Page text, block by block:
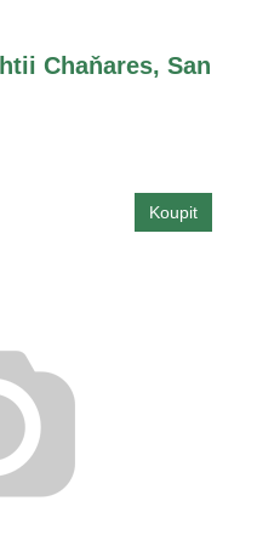
Chaňares, San